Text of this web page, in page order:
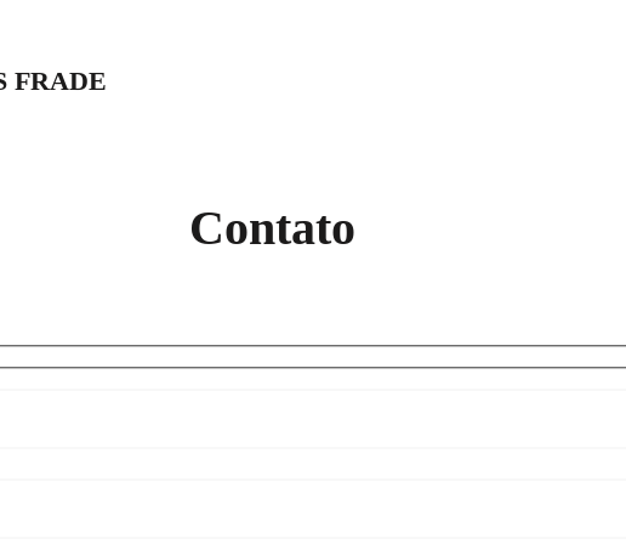
FRADE
Contato